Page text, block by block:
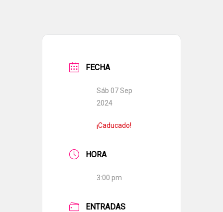
FECHA
Sáb 07 Sep
2024
¡Caducado!
HORA
3:00 pm
ENTRADAS